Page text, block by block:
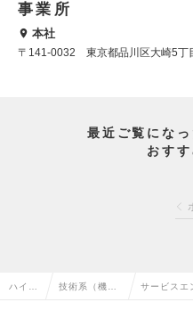
事業所
本社
〒141-0032 東京都品川区大崎5丁
最近ご覧にな
おす
ハイク 技術系（機 サービスエ